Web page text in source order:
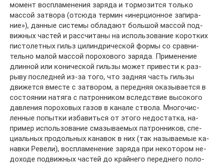
мо­мент вос­пла­ме­не­ния за­ря­да и тор­мо­зит­ся толь­ко
мас­сой за­тво­ра (от­сю­да тер­мин «инер­ци­он­ное за­пи­ра­
ние»), дан­ные сис­те­мы об­ла­да­ют боль­шой мас­сой под­
виж­ных час­тей и рас­счи­та­ны на ис­поль­зо­ва­ние ко­рот­ких
пис­то­лет­ных гильз ци­лин­д­ри­че­ской фор­мы со срав­ни­
тель­но ма­лой мас­сой по­ро­хо­во­го за­ря­да. При­ме­не­ние
длин­ной или ко­ни­че­ской гиль­зы мо­жет при­вес­ти к раз­
ры­ву по­след­ней из-за то­го, что зад­няя часть гиль­зы
дви­жет­ся вме­сте с за­тво­ром, а пе­ред­няя ока­зы­ва­ет­ся в
со­стоя­нии на­тя­га с па­трон­ни­ком вслед­ст­вие вы­со­ко­го
дав­ле­ния по­ро­хо­вых га­зов в ка­на­ле ство­ла. Мно­го­чис­
лен­ные по­пыт­ки из­ба­вить­ся от это­го не­дос­тат­ка, на­
при­мер ис­поль­зо­ва­ние сма­зы­вае­мых па­трон­ни­ков, спе­
ци­аль­ных про­доль­ных ка­на­вок в них (так на­зы­вае­мые ка­
нав­ки Ре­ве­ли), вос­пла­ме­не­ние за­ря­да при не­ко­то­ром не­
до­хо­де под­виж­ных час­тей до край­не­го пе­ред­не­го по­ло­